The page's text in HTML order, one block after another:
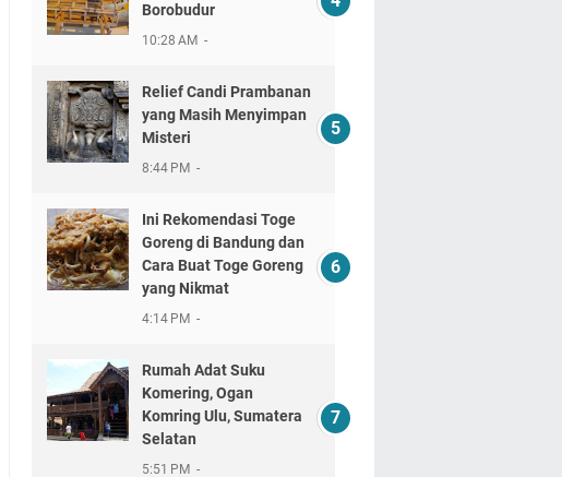
Borobudur
10:28 AM
Relief Candi Prambanan
yang Masih Menyimpan
Misteri
8:44 PM
Ini Rekomendasi Toge
Goreng di Bandung dan
Cara Buat Toge Goreng
yang Nikmat
4:14 PM
Rumah Adat Suku
Komering, Ogan
Komring Ulu, Sumatera
Selatan
5:51 PM